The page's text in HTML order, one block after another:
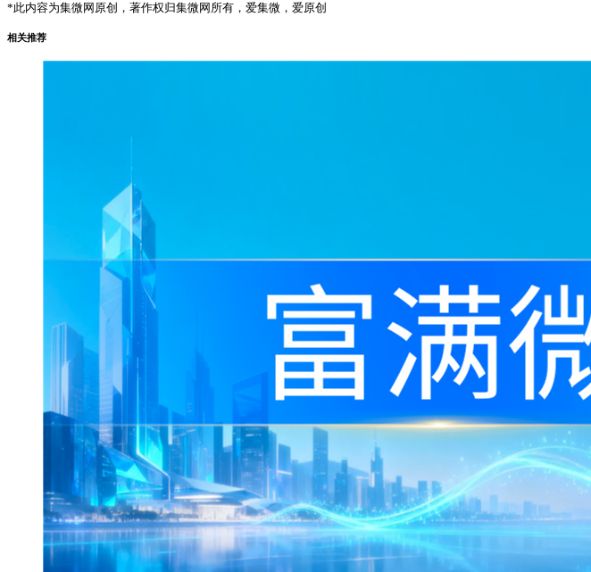
*此内容为集微网原创，著作权归集微网所有，爱集微，爱原创
相关推荐